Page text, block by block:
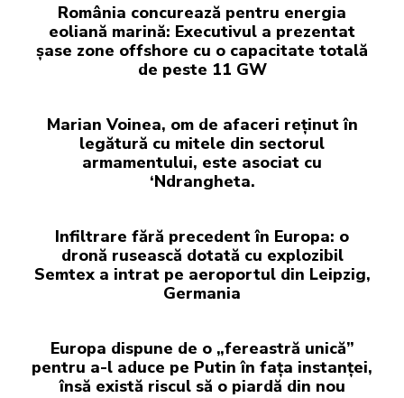
România concurează pentru energia
eoliană marină: Executivul a prezentat
șase zone offshore cu o capacitate totală
de peste 11 GW
Marian Voinea, om de afaceri reținut în
legătură cu mitele din sectorul
armamentului, este asociat cu
‘Ndrangheta.
Infiltrare fără precedent în Europa: o
dronă rusească dotată cu explozibil
Semtex a intrat pe aeroportul din Leipzig,
Germania
Europa dispune de o „fereastră unică”
pentru a-l aduce pe Putin în fața instanței,
însă există riscul să o piardă din nou